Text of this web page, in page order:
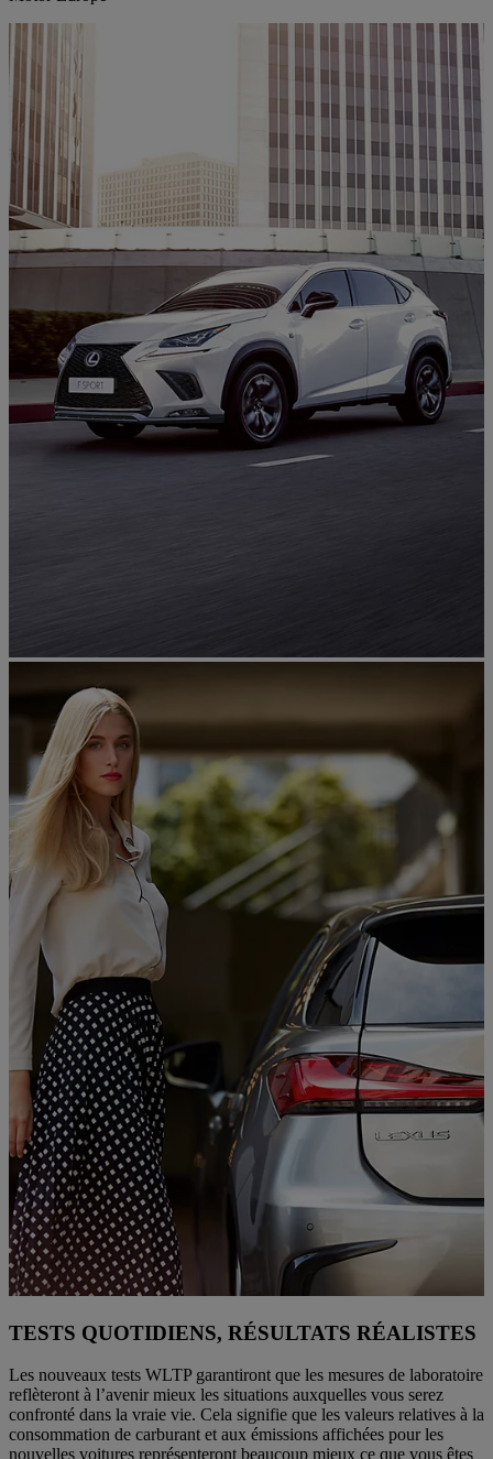
TESTS QUOTIDIENS, RÉSULTATS RÉALISTES
Les nouveaux tests WLTP garantiront que les mesures de laboratoire
reflèteront à l’avenir mieux les situations auxquelles vous serez
confronté dans la vraie vie. Cela signifie que les valeurs relatives à la
consommation de carburant et aux émissions affichées pour les
nouvelles voitures représenteront beaucoup mieux ce que vous êtes